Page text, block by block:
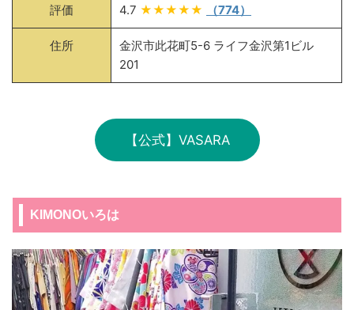
評価 4.7 ★★★★★ （774）
住所
金沢市此花町5-6 ライフ金沢第1ビル
201
【公式】VASARA
KIMONOいろは